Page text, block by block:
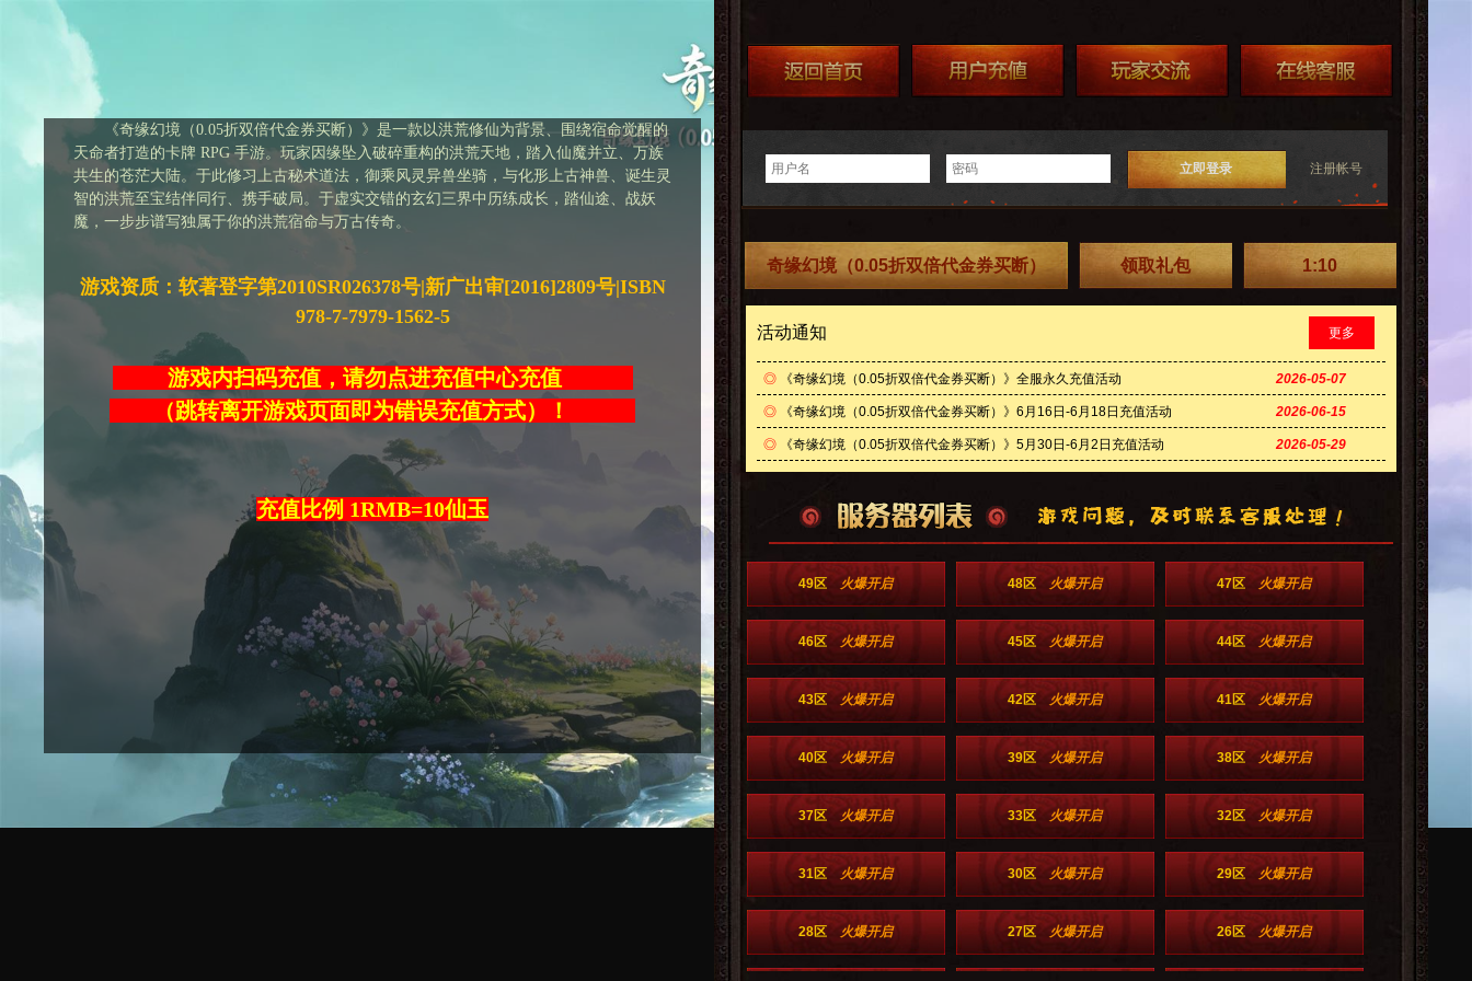
《奇缘幻境（0.05折双倍代金券买断）》是一款以洪荒修仙为背景、围绕宿命觉醒的
天命者打造的卡牌 RPG 手游。玩家因缘坠入破碎重构的洪荒天地，踏入仙魔并立、万族
共生的苍茫大陆。于此修习上古秘术道法，御乘风灵异兽坐骑，与化形上古神兽、诞生灵
智的洪荒至宝结伴同行、携手破局。于虚实交错的玄幻三界中历练成长，踏仙途、战妖
魔，一步步谱写独属于你的洪荒宿命与万古传奇。
游戏资质：软著登字第2010SR026378号|新广出审[2016]2809号|ISBN
978-7-7979-1562-5
游戏内扫码充值，请勿点进充值中心充值
（跳转离开游戏页面即为错误充值方式）！
充值比例 1RMB=10仙玉
立即登录 注册帐号
奇缘幻境（0.05折双倍代金券买断） 领取礼包 1:10
活动通知 更多
◎《奇缘幻境（0.05折双倍代金券买断）》全服永久充值活动 2026-05-07
◎《奇缘幻境（0.05折双倍代金券买断）》6月16日-6月18日充值活动 2026-06-15
◎《奇缘幻境（0.05折双倍代金券买断）》5月30日-6月2日充值活动 2026-05-29
49区 火爆开启 48区 火爆开启 47区 火爆开启
46区 火爆开启 45区 火爆开启 44区 火爆开启
43区 火爆开启 42区 火爆开启 41区 火爆开启
40区 火爆开启 39区 火爆开启 38区 火爆开启
37区 火爆开启 33区 火爆开启 32区 火爆开启
31区 火爆开启 30区 火爆开启 29区 火爆开启
28区 火爆开启 27区 火爆开启 26区 火爆开启